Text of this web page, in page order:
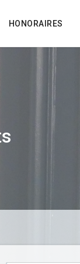
HONORAIRES